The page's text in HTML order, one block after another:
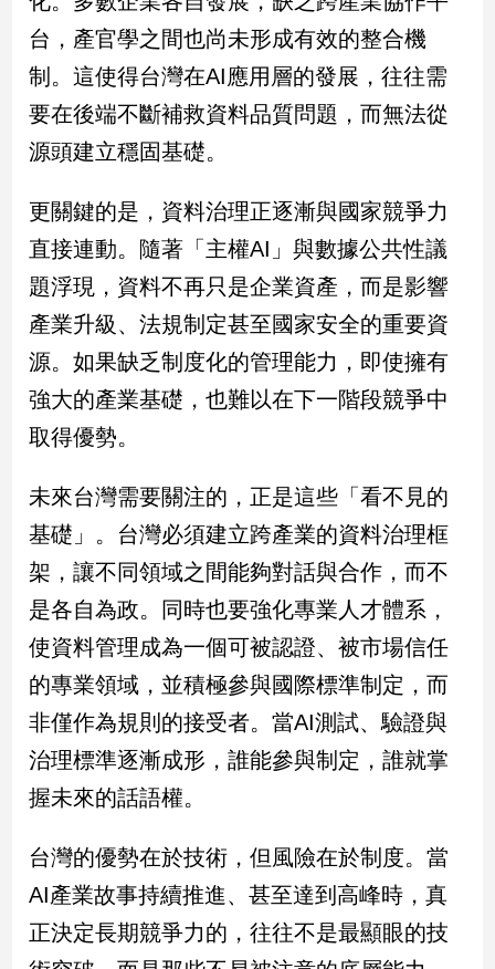
建
築/
室
設
計
遊/
美
食
星
命
理
消
費
健
親
感
情
藝
術
／
創
／
電
影
薦
技/
遊
戲
運
台，產官學之間也尚未形成有效的整合機
制。這使得台灣在AI應用層的發展，往往需
要在後端不斷補救資料品質問題，而無法從
源頭建立穩固基礎。
更關鍵的是，資料治理正逐漸與國家競爭力
直接連動。隨著「主權AI」與數據公共性議
題浮現，資料不再只是企業資產，而是影響
產業升級、法規制定甚至國家安全的重要資
源。如果缺乏制度化的管理能力，即使擁有
強大的產業基礎，也難以在下一階段競爭中
取得優勢。
未來台灣需要關注的，正是這些「看不見的
基礎」。台灣必須建立跨產業的資料治理框
架，讓不同領域之間能夠對話與合作，而不
是各自為政。同時也要強化專業人才體系，
使資料管理成為一個可被認證、被市場信任
的專業領域，並積極參與國際標準制定，而
非僅作為規則的接受者。當AI測試、驗證與
治理標準逐漸成形，誰能參與制定，誰就掌
握未來的話語權。
台灣的優勢在於技術，但風險在於制度。當
AI產業故事持續推進、甚至達到高峰時，真
正決定長期競爭力的，往往不是最顯眼的技